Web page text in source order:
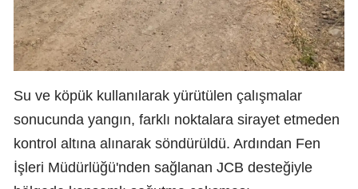
Su ve köpük kullanılarak yürütülen çalışmalar
sonucunda yangın, farklı noktalara sirayet etmeden
kontrol altına alınarak söndürüldü. Ardından Fen
İşleri Müdürlüğü'nden sağlanan JCB desteğiyle